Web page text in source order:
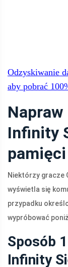
Odzyskiwanie
aby pobrać
Infinity
Niektórzy gracze
wyświetla się
przypadku
wypróbować
Sposób
Infinity